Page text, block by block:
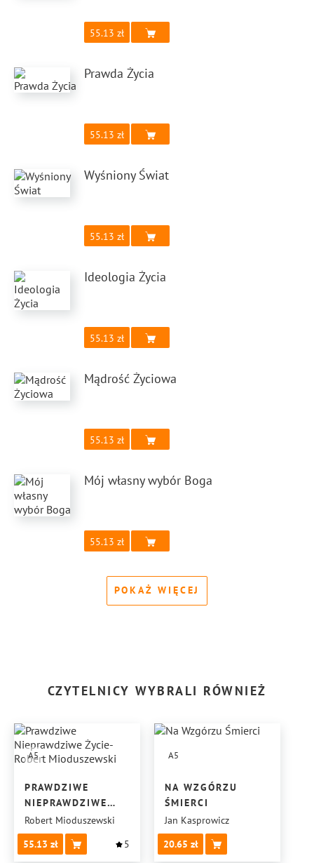
55.13
Prawda Życia
55.13
Wyśniony Świat
55.13
Ideologia Życia
55.13
Mądrość Życiowa
55.13
Mój własny wybór Boga
55.13
POKAŻ WIĘCEJ
CZYTELNICY WYBRALI RÓWNIEŻ
A5
PRAWDZIWE
NIEPRAWDZIWE
ŻYCIE-ROBERT
MIODUSZEWSKI
Robert Mioduszewski
55.13
5
A5
NA WZGÓRZU
ŚMIERCI
Jan Kasprowicz
20.65